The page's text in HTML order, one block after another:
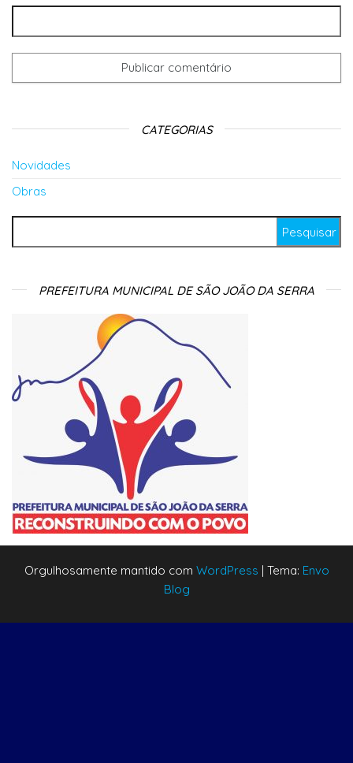
CATEGORIAS
Novidades
Obras
PREFEITURA MUNICIPAL DE SÃO JOÃO DA SERRA
Orgulhosamente mantido com WordPress | Tema: Envo
Blog